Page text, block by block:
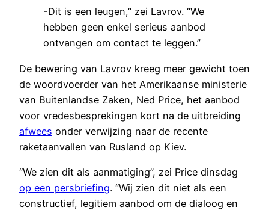
-Dit is een leugen,” zei Lavrov. “We
hebben geen enkel serieus aanbod
ontvangen om contact te leggen.”
De bewering van Lavrov kreeg meer gewicht toen
de woordvoerder van het Amerikaanse ministerie
van Buitenlandse Zaken, Ned Price, het aanbod
voor vredesbesprekingen kort na de uitbreiding
afwees onder verwijzing naar de recente
raketaanvallen van Rusland op Kiev.
“We zien dit als aanmatiging”, zei Price dinsdag
op een persbriefing. “Wij zien dit niet als een
constructief, legitiem aanbod om de dialoog en